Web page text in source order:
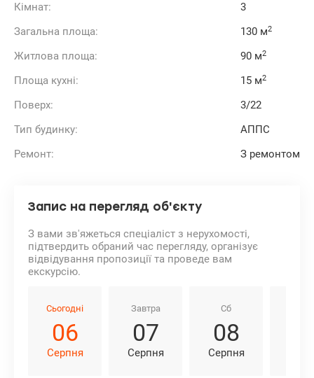
Кімнат:
3
Загальна площа:
130 м2
Житлова площа: 90 м2
Площа кухні: 15 м2
Поверх:
3/22
Тип будинку:
АППС
Ремонт:
З ремонтом
Запис на перегляд об'єкту
З вами зв'яжеться спеціаліст з нерухомості,
підтвердить обраний час перегляду, організує
відвідування пропозиції та проведе вам
екскурсію.
Сьогодні
06
Серпня
Завтра
07
Серпня
Сб
08
Серпня